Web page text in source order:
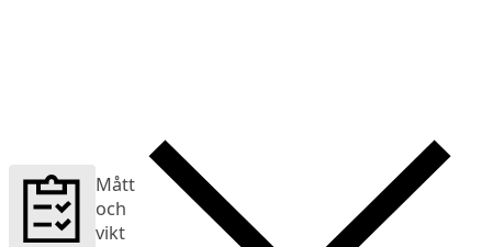
Mått
och
vikt